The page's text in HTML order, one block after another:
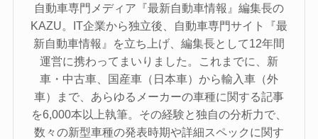
自動車専門メディア『最新自動車情報』編集長の
KAZU。IT企業から独立後、自動車専門サイト『最
新自動車情報』を立ち上げ、編集長として12年間
運営に携わってまいりました。これまでに、新
車・中古車、国産車（日本車）から輸入車（外
車）まで、あらゆるメーカーの車種に関する記事
を6,000本以上執筆。その経験と独自の分析力で、
数々の新型車種の発表時期や詳細スペックに関す